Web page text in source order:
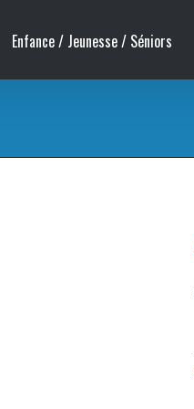
Enfance / Jeunesse / Séniors